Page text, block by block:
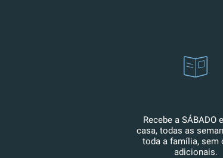
Recebe a SÁBADO
casa, todas as
toda a família, sem
adicionais.